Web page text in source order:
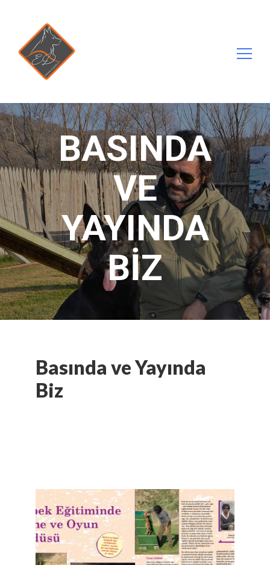
Arama:
BASINDA
VE
YAYINDA
BIZ
Basında ve Yayında
Biz